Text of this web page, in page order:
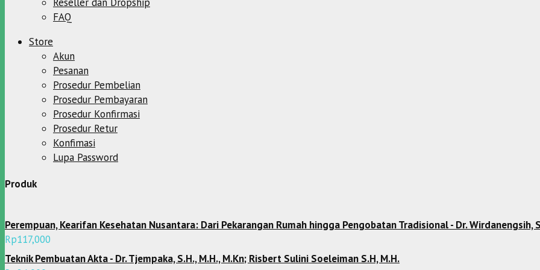
FAQ
Store
Akun
Pesanan
Prosedur Pembelian
Prosedur Pembayaran
Prosedur Konfirmasi
Prosedur Retur
Konfimasi
Lupa Password
Produk
Perempuan, Kearifan Kesehatan Nusantara: Dari Pekarangan Rumah hingga Pengobatan Tradisional - Dr. Wirdanengsih,
Rp117,000
Teknik Pembuatan Akta - Dr. Tjempaka, S.H., M.H., M.Kn; Risbert Sulini Soeleiman S.H, M.H.